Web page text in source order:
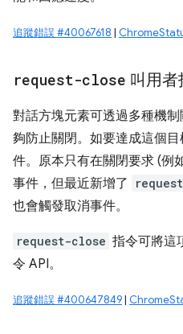
追蹤錯誤 #40067618 |
request-close 叫用者
對話方塊元素可透過多種機
夠防止關閉。如要達成這個
件。原本只有在關閉要求 (例
事件，但最近新增了
也會觸發取消事件。
request-close 指令可將這
令 API。
追蹤錯誤 #400647849|